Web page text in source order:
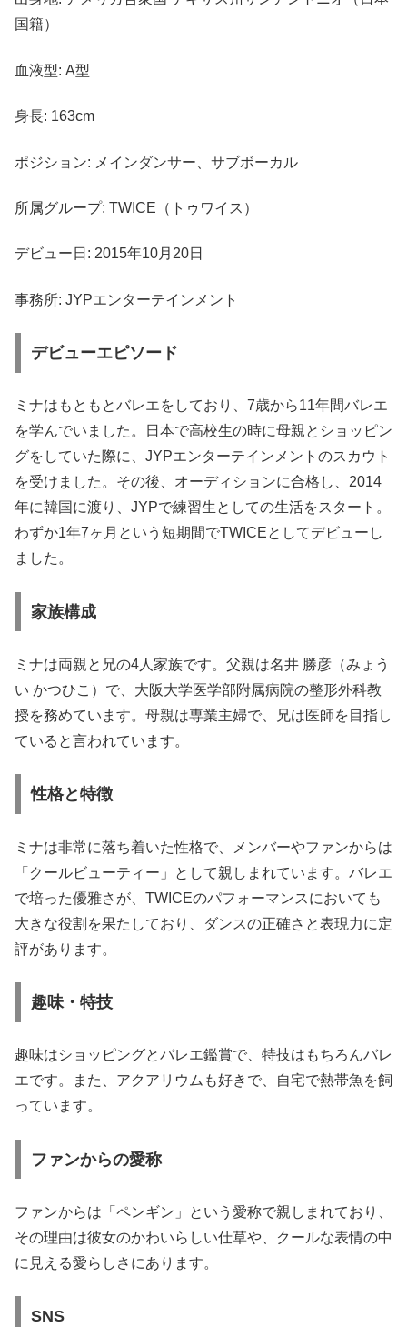
国籍）
血液型: A型
身長: 163cm
ポジション: メインダンサー、サブボーカル
所属グループ: TWICE（トゥワイス）
デビュー日: 2015年10月20日
事務所: JYPエンターテインメント
デビューエピソード
ミナはもともとバレエをしており、7歳から11年間バレエ
を学んでいました。日本で高校生の時に母親とショッピン
グをしていた際に、JYPエンターテインメントのスカウト
を受けました。その後、オーディションに合格し、2014
年に韓国に渡り、JYPで練習生としての生活をスタート。
わずか1年7ヶ月という短期間でTWICEとしてデビューし
ました。
家族構成
ミナは両親と兄の4人家族です。父親は名井 勝彦（みょう
い かつひこ）で、大阪大学医学部附属病院の整形外科教
授を務めています。母親は専業主婦で、兄は医師を目指し
ていると言われています。
性格と特徴
ミナは非常に落ち着いた性格で、メンバーやファンからは
「クールビューティー」として親しまれています。バレエ
で培った優雅さが、TWICEのパフォーマンスにおいても
大きな役割を果たしており、ダンスの正確さと表現力に定
評があります。
趣味・特技
趣味はショッピングとバレエ鑑賞で、特技はもちろんバレ
エです。また、アクアリウムも好きで、自宅で熱帯魚を飼
っています。
ファンからの愛称
ファンからは「ペンギン」という愛称で親しまれており、
その理由は彼女のかわいらしい仕草や、クールな表情の中
に見える愛らしさにあります。
SNS